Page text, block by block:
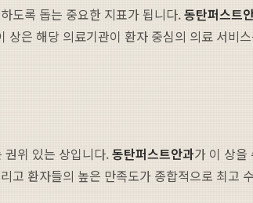
도록 돕는 중요한 지표가 됩니다.동탄퍼스트
은 해당 의료기관이 환자 중심의 의료 서비
위 있는 상입니다.동탄퍼스트안과가 이 상을
환자들의 높은 만족도가 종합적으로 최고